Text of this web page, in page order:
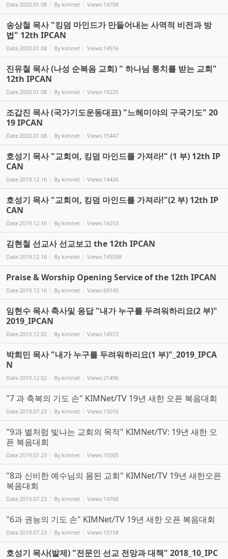
Date2020.01.08 By kimnet Views 14708
송상철 목사 "킹덤 마인드가 만들어내는 사역적 비전과 방
법" 12th IPCAN
Date2020.01.08 By kimnet Views 14516
진유철 목사 (나성 순복음 교회) " 하나님 통치를 받는 교회"
12th IPCAN
Date2020.01.08 By kimnet Views 19225
조갑진 목사 (국가기도운동대표) "느헤미야의 구국기도" 20
19 IPCAN
Date2020.01.08 By kimnet Views 15447
호성기 목사 "교회여, 킹덤 마인드를 가져라!" (1 부) 12th IP
CAN
Date2019.12.16 By kimnet Views 14426
호성기 목사 "교회여, 킹덤 마인드를 가져라!"(2 부) 12th IP
CAN
Date2019.12.16 By kimnet Views 14253
김현철 선교사 선교보고 the 12th IPCAN
Date2019.12.16 By kimnet Views 145598
Praise & Worship Opening Service of the 12th IPCAN
Date2019.12.16 By kimnet Views69145
임현수 목사 축사및 응답 "내가 누구를 두려워하리요(2 부)"
2019_IPCAN
Date2019.12.02 By kimnet Views 14972
박희민 목사 "내가 누구를 두려워하리요(1 부)"_2019_IPCA
N
Date2019.12.02 By kimnet Views21496
"7 과 축복의 기도 손" KIMNet/TV 19년 새한 오픈 복음대회
Date2019.07.23 By kimnet Views 15016
"9과 별처럼 빛나는 교회의 목적" KIMNet/TV: 19년 새한 오
픈 복음대회
Date2019.07.23 By kimnet Views 15505
"8과 신비한 예수님의 몸된 교회" KIMNet/TV 19년 새한오픈
복음대회
Date2019.07.23 By kimnet Views 14766
"6과 권능의 기도 손" KIMNet/TV 19년 새한 오픈 복음대회
Date2019.07.23 By kimnet Views 15158
호성기 목사(발제) "전문인 선교 전망과 대책" 2018_10_IPC